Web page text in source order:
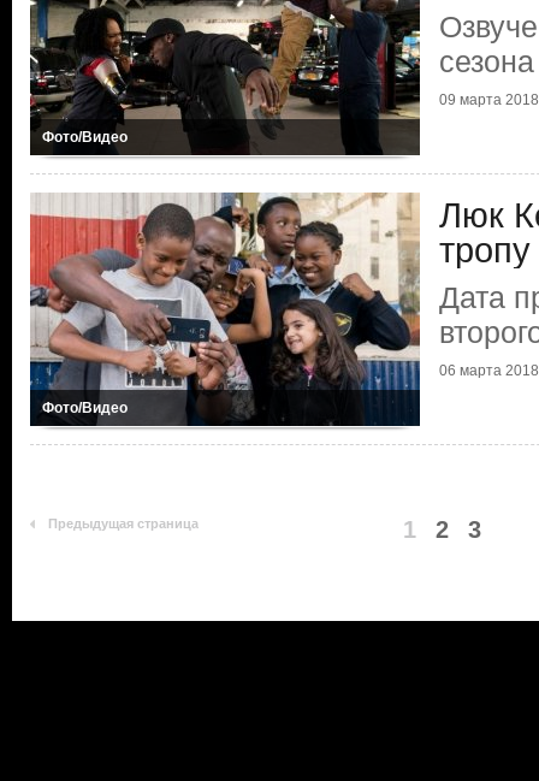
Фото/Видео
09 марта 2018
Фото/Видео
Люк
Дата
06 марта 2018
Предыдущая страница 1 2 3